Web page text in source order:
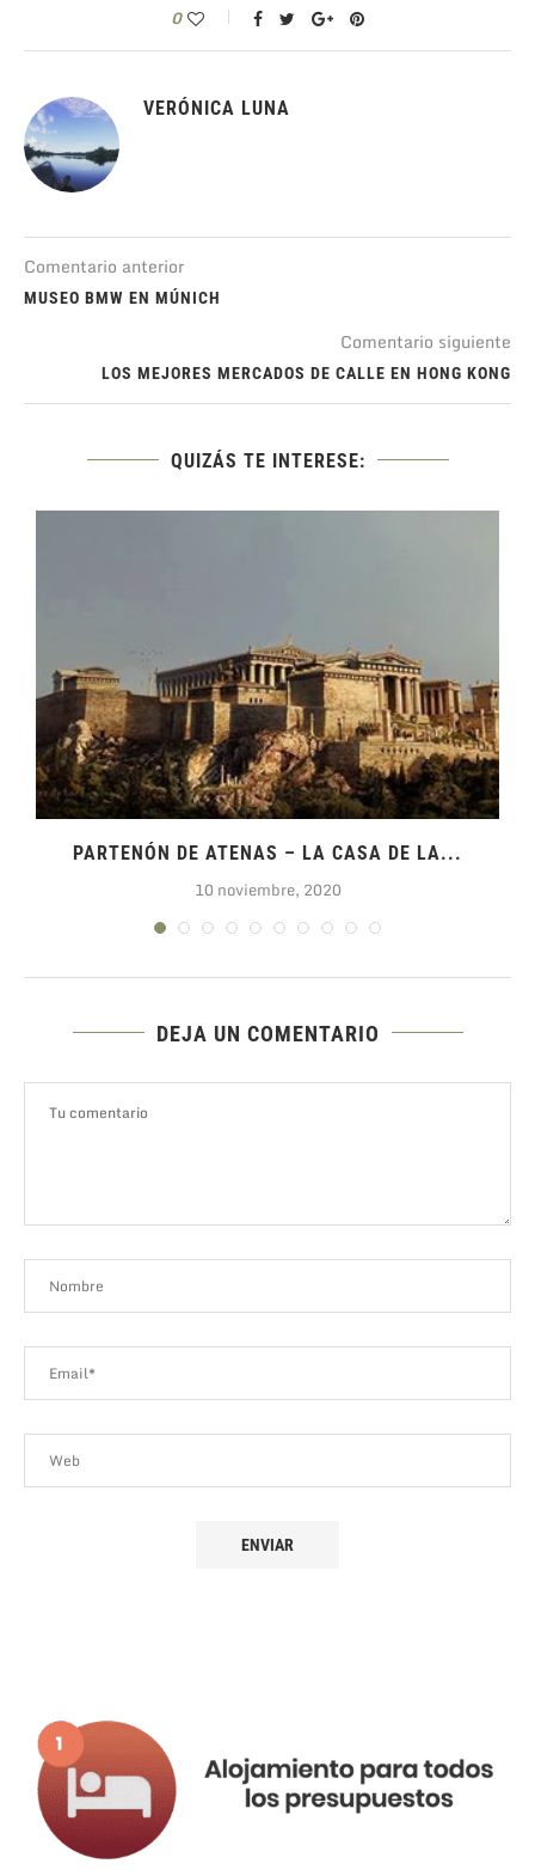
0
VERÓNICA LUNA
Comentario anterior
MUSEO BMW EN MÚNICH
Comentario siguiente
LOS MEJORES MERCADOS DE CALLE EN HONG KONG
QUIZÁS TE INTERESE:
PARTENÓN DE ATENAS – LA CASA DE LA...
10 noviembre, 2020
DEJA UN COMENTARIO